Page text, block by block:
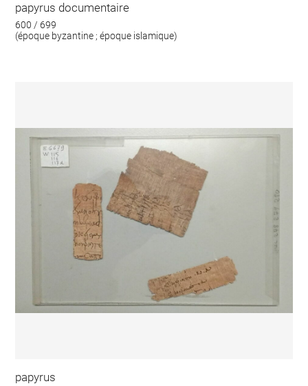
papyrus documentaire
600 / 699
(époque byzantine ; époque islamique)
papyrus